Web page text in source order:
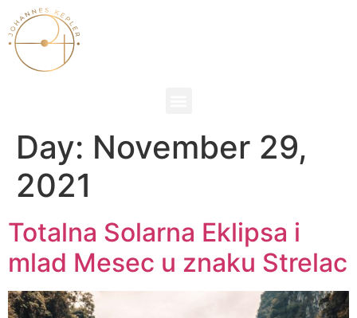
Day: November 29,
2021
Totalna Solarna Eklipsa i
mlad Mesec u znaku Strelac